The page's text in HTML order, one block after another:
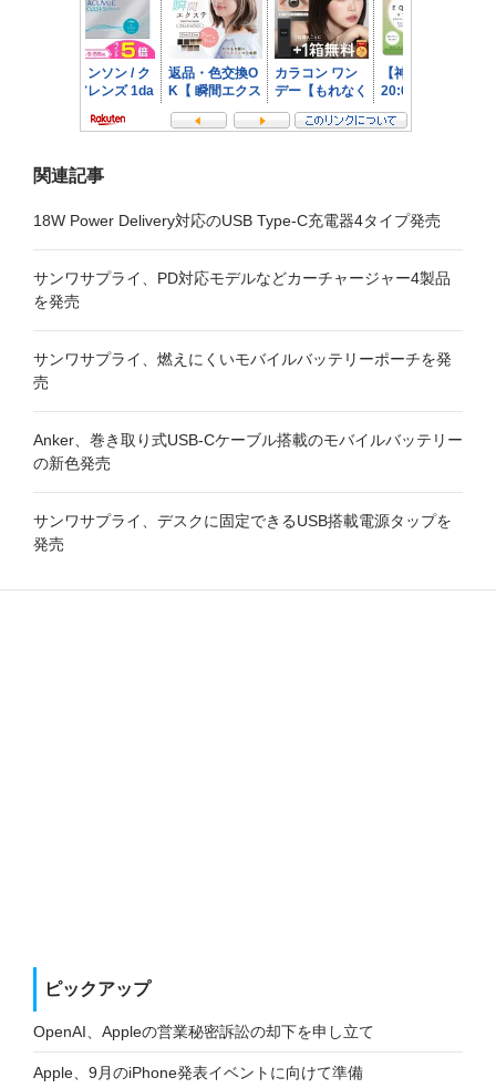
関連記事
18W Power Delivery対応のUSB Type-C充電器4タイプ発売
サンワサプライ、PD対応モデルなどカーチャージャー4製品
を発売
サンワサプライ、燃えにくいモバイルバッテリーポーチを発
売
Anker、巻き取り式USB-Cケーブル搭載のモバイルバッテリー
の新色発売
サンワサプライ、デスクに固定できるUSB搭載電源タップを
発売
ピックアップ
OpenAI、Appleの営業秘密訴訟の却下を申し立て
Apple、9月のiPhone発表イベントに向けて準備